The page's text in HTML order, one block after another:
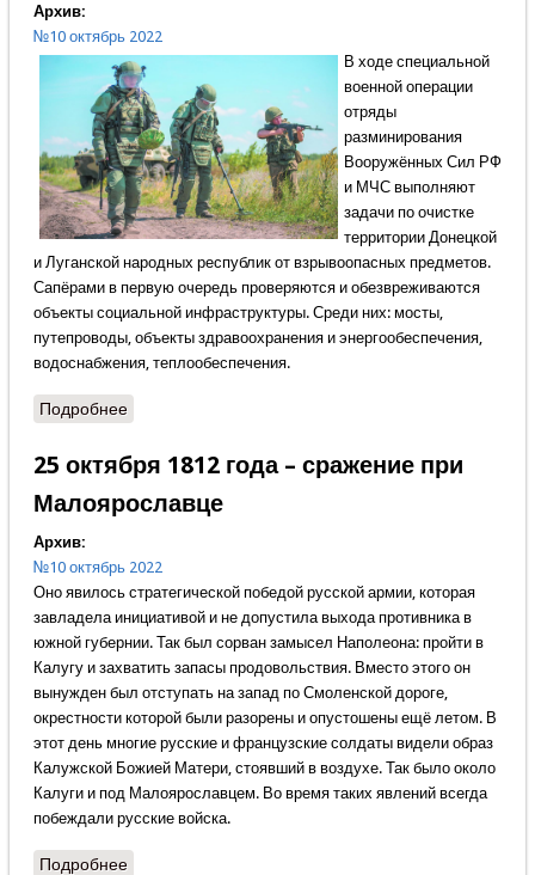
Архив:
№10 октябрь 2022
В ходе специальной
военной операции
отряды
разминирования
Вооружённых Сил РФ
и МЧС выполняют
задачи по очистке
территории Донецкой
и Луганской народных республик от взрывоопасных предметов.
Сапёрами в первую очередь проверяются и обезвреживаются
объекты социальной инфраструктуры. Среди них: мосты,
путепроводы, объекты здравоохранения и энергообеспечения,
водоснабжения, теплообеспечения.
Подробнеео Подвиг сапёров
25 октября 1812 года – сражение при
Малоярославце
Архив:
№10 октябрь 2022
Оно явилось стратегической победой русской армии, которая
завладела инициативой и не допустила выхода противника в
южной губернии. Так был сорван замысел Наполеона: пройти в
Калугу и захватить запасы продовольствия. Вместо этого он
вынужден был отступать на запад по Смоленской дороге,
окрестности которой были разорены и опустошены ещё летом. В
этот день многие русские и французские солдаты видели образ
Калужской Божией Матери, стоявший в воздухе. Так было около
Калуги и под Малоярославцем. Во время таких явлений всегда
побеждали русские войска.
Подробнеео 25 октября 1812 года – сражение при